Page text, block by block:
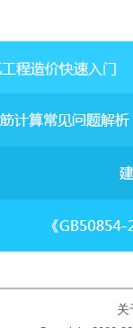
关